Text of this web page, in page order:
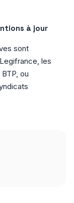
à jour
sont
les
ou